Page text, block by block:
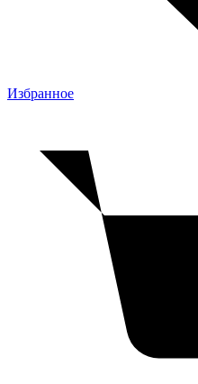
Избранное